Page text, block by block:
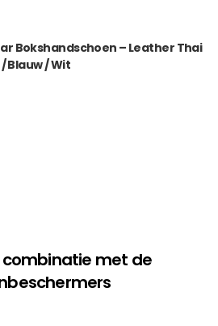
Bokshandschoen – Leather Thai
Blauw / Wit
met de